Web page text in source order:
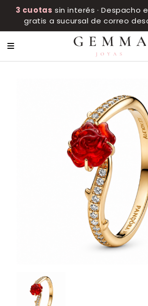
3 cuotas sin interés · Despacho
gratis a sucursal de correo